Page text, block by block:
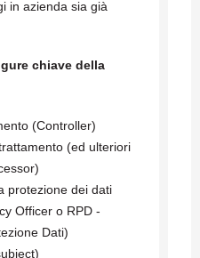
in azienda sia già
chiave della
(Controller)
(ed ulteriori
protezione dei dati
Officer o RPD -
Dati)